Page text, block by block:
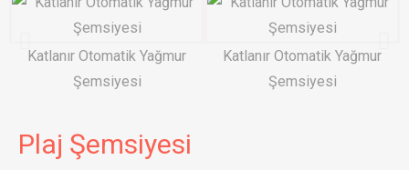
Katlanır Otomatik Yağmur
Şemsiyesi​
Katlanır Otomatik Yağmur
Şemsiyesi​
Plaj Şemsiyesi